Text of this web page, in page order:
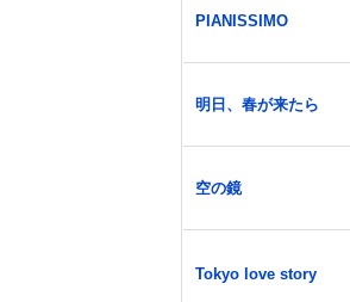
PIANISSIMO
明日、春が来たら
空の鏡
Tokyo love story